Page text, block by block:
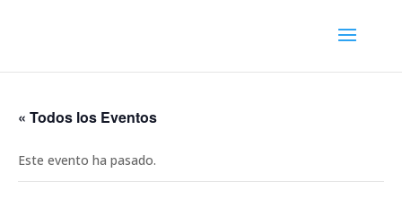
« Todos los Eventos
Este evento ha pasado.